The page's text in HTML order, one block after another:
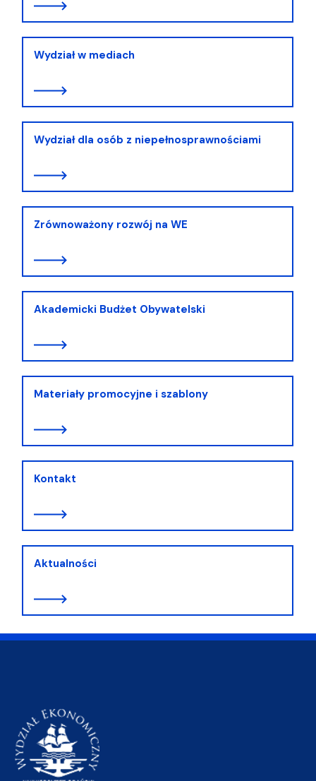
Wydział w mediach
Wydział dla osób z niepełnosprawnościami
Zrównoważony rozwój na WE
Akademicki Budżet Obywatelski
Materiały promocyjne i szablony
Kontakt
Aktualności